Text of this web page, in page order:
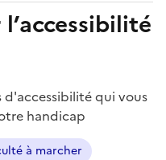
qui vous
handicap
à marcher